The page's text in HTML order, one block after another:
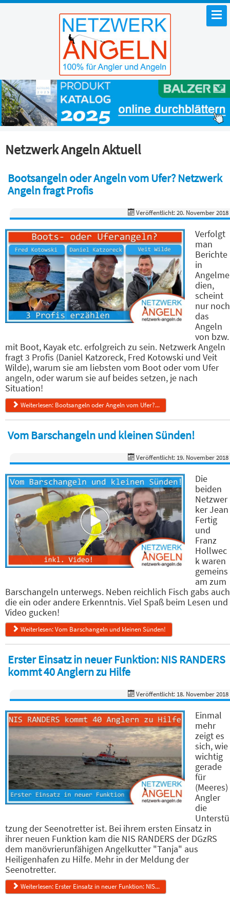
Netzwerk Angeln Aktuell
Bootsangeln oder Angeln vom Ufer? Netzwerk
Angeln fragt Profis
Veröffentlicht: 20. November 2018
Verfolgt
man
Berichte
in
Angelme
dien,
scheint
nur noch
das
Angeln
von bzw.
mit Boot, Kayak etc. erfolgreich zu sein. Netzwerk Angeln
fragt 3 Profis (Daniel Katzoreck, Fred Kotowski und Veit
Wilde), warum sie am liebsten vom Boot oder vom Ufer
angeln, oder warum sie auf beides setzen, je nach
Situation!
Weiterlesen: Bootsangeln oder Angeln vom Ufer?...
Vom Barschangeln und kleinen Sünden!
Veröffentlicht: 19. November 2018
Die
beiden
Netzwer
ker Jean
Fertig
und
Franz
Hollwec
k waren
gemeins
am zum
Barschangeln unterwegs. Neben reichlich Fisch gabs auch
die ein oder andere Erkenntnis. Viel Spaß beim Lesen und
Video gucken!
Weiterlesen: Vom Barschangeln und kleinen Sünden!
Erster Einsatz in neuer Funktion: NIS RANDERS
kommt 40 Anglern zu Hilfe
Veröffentlicht: 18. November 2018
Einmal
mehr
zeigt es
sich, wie
wichtig
gerade
für
(Meeres)
Angler
die
Unterstü
tzung der Seenotretter ist. Bei ihrem ersten Einsatz in
ihrer neuen Funktion kam die NIS RANDERS der DGzRS
dem manövrierunfähigen Angelkutter "Tanja" aus
Heiligenhafen zu Hilfe. Mehr in der Meldung der
Seenotretter.
Weiterlesen: Erster Einsatz in neuer Funktion: NIS...